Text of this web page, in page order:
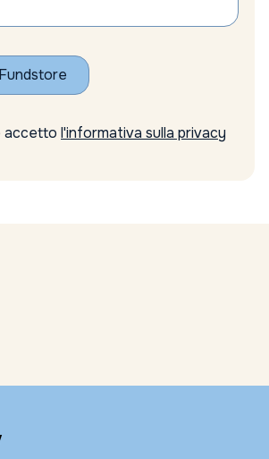
accetto l'informativa sulla privacy